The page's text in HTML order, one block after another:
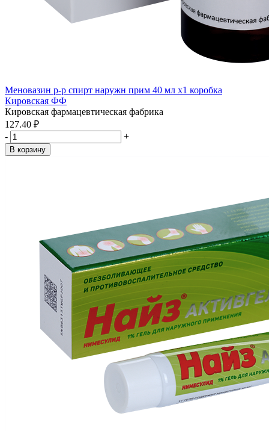
Меновазин р-р спирт наружн прим 40 мл x1 коробка
Кировская ФФ
Кировская фармацевтическая фабрика
127.40 ₽
-
+
В корзину